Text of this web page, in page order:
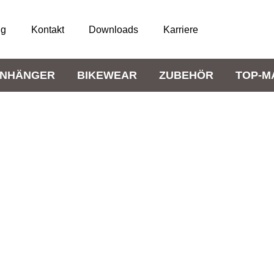
Kontakt Downloads Karriere
BIKEWEAR ZUBEHÖR TOP-